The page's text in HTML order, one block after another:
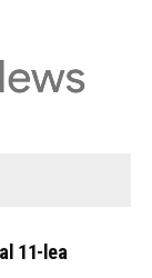
11-lea